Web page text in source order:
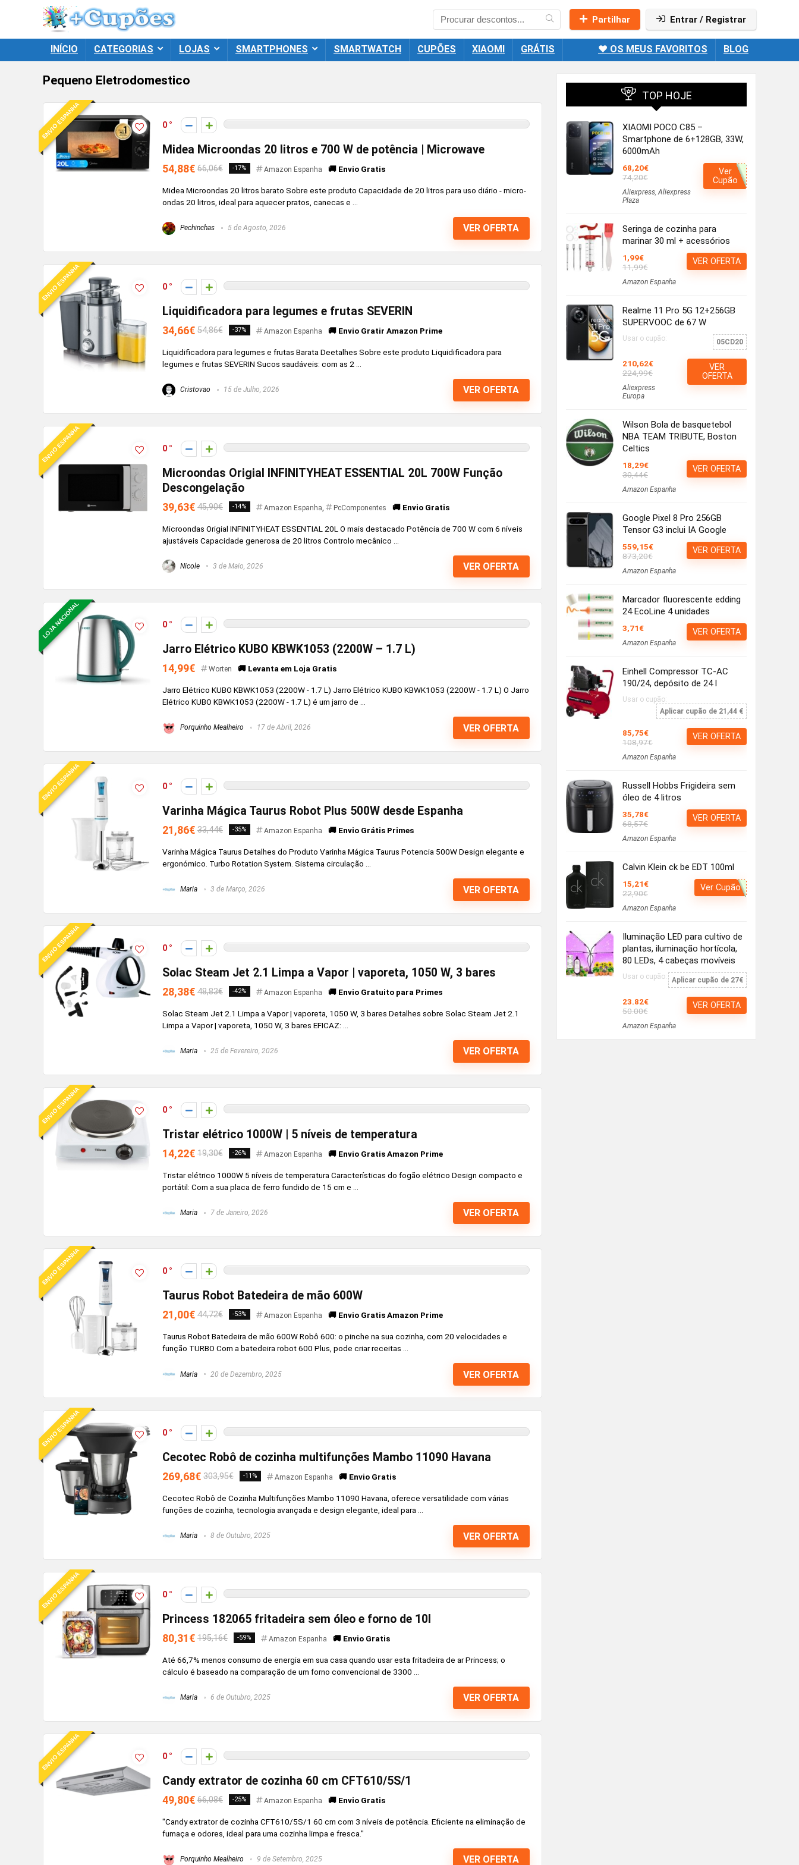
Partilhar Entrar / Registrar
INÍCIO CATEGORIAS LOJAS SMARTPHONES SMARTWATCH CUPÕES XIAOMI GRÁTIS ❤️ OS MEUS FAVORITOS BLOG
Pequeno Eletrodomestico
ENVIO ESPANHA 0
Midea Microondas 20 litros e 700 W de potência | Microwave
54,88€ 66,06€ -17% Amazon Espanha 🚚 Envio Gratis
Midea Microondas 20 litros barato Sobre este produto Capacidade de 20 litros para uso diário - micro-
ondas 20 litros, ideal para aquecer pratos, canecas e ...
Pechinchas 5 de Agosto, 2026 VER OFERTA
ENVIO ESPANHA 0
Liquidificadora para legumes e frutas SEVERIN
34,66€ 54,86€ -37% Amazon Espanha 🚚 Envio Gratir Amazon Prime
Liquidificadora para legumes e frutas Barata Deetalhes Sobre este produto Liquidificadora para
legumes e frutas SEVERIN Sucos saudáveis: com as 2 ...
Cristovao 15 de Julho, 2026 VER OFERTA
ENVIO ESPANHA 0
Microondas Origial INFINITYHEAT ESSENTIAL 20L 700W Função
Descongelação
39,63€ 45,90€ -14% Amazon Espanha PcComponentes 🚚 Envio Gratis
Microondas Origial INFINITYHEAT ESSENTIAL 20L O mais destacado Potência de 700 W com 6 níveis
ajustáveis Capacidade generosa de 20 litros Controlo mecânico ...
Nicole 3 de Maio, 2026 VER OFERTA
LOJA NACIONAL 0
Jarro Elétrico KUBO KBWK1053 (2200W – 1.7 L)
14,99€ Worten 🚚 Levanta em Loja Gratis
Jarro Elétrico KUBO KBWK1053 (2200W - 1.7 L) Jarro Elétrico KUBO KBWK1053 (2200W - 1.7 L) O Jarro
Elétrico KUBO KBWK1053 (2200W - 1.7 L) é um jarro de ...
Porquinho Mealheiro 17 de Abril, 2026 VER OFERTA
ENVIO ESPANHA 0
Varinha Mágica Taurus Robot Plus 500W desde Espanha
21,86€ 33,44€ -35% Amazon Espanha 🚚 Envio Grátis Primes
Varinha Mágica Taurus Detalhes do Produto Varinha Mágica Taurus Potencia 500W Design elegante e
ergonómico. Turbo Rotation System. Sistema circulação ...
Maria 3 de Março, 2026 VER OFERTA
ENVIO ESPANHA 0
Solac Steam Jet 2.1 Limpa a Vapor | vaporeta, 1050 W, 3 bares
28,38€ 48,83€ -42% Amazon Espanha 🚚 Envio Gratuito para Primes
Solac Steam Jet 2.1 Limpa a Vapor | vaporeta, 1050 W, 3 bares Detalhes sobre Solac Steam Jet 2.1
Limpa a Vapor | vaporeta, 1050 W, 3 bares EFICAZ: ...
Maria 25 de Fevereiro, 2026 VER OFERTA
ENVIO ESPANHA 0
Tristar elétrico 1000W | 5 níveis de temperatura
14,22€ 19,30€ -26% Amazon Espanha 🚚 Envio Gratis Amazon Prime
Tristar elétrico 1000W 5 níveis de temperatura Características do fogão elétrico Design compacto e
portátil: Com a sua placa de ferro fundido de 15 cm e ...
Maria 7 de Janeiro, 2026 VER OFERTA
ENVIO ESPANHA 0
Taurus Robot Batedeira de mão 600W
21,00€ 44,72€ -53% Amazon Espanha 🚚 Envio Gratis Amazon Prime
Taurus Robot Batedeira de mão 600W Robô 600: o pinche na sua cozinha, com 20 velocidades e
função TURBO Com a batedeira robot 600 Plus, pode criar receitas ...
Maria 20 de Dezembro, 2025 VER OFERTA
ENVIO ESPANHA 0
Cecotec Robô de cozinha multifunções Mambo 11090 Havana
269,68€ 303,95€ -11% Amazon Espanha 🚚 Envio Gratis
Cecotec Robô de Cozinha Multifunções Mambo 11090 Havana, oferece versatilidade com várias
funções de cozinha, tecnologia avançada e design elegante, ideal para ...
Maria 8 de Outubro, 2025 VER OFERTA
ENVIO ESPANHA 0
Princess 182065 fritadeira sem óleo e forno de 10l
80,31€ 195,16€ -59% Amazon Espanha 🚚 Envio Gratis
Até 66,7% menos consumo de energia em sua casa quando usar esta fritadeira de ar Princess; o
cálculo é baseado na comparação de um forno convencional de 3300 ...
Maria 6 de Outubro, 2025 VER OFERTA
ENVIO ESPANHA 0
Candy extrator de cozinha 60 cm CFT610/5S/1
49,80€ 66,08€ -25% Amazon Espanha 🚚 Envio Gratis
"Candy extrator de cozinha CFT610/5S/1 60 cm com 3 níveis de potência. Eficiente na eliminação de
fumaça e odores, ideal para uma cozinha limpa e fresca."
Porquinho Mealheiro 9 de Setembro, 2025 VER OFERTA
TOP HOJE
XIAOMI POCO C85 –
Smartphone de 6+128GB, 33W,
6000mAh
68,20€
74,20€
Aliexpress,Aliexpress
Plaza
Ver
Cupão
Seringa de cozinha para
marinar 30 ml + acessórios
1,99€
11,99€
Amazon Espanha
VER OFERTA
Realme 11 Pro 5G 12+256GB
SUPERVOOC de 67 W
Usar o cupão: 05CD20
210,62€
224,99€
Aliexpress
Europa
VER
OFERTA
Wilson Bola de basquetebol
NBA TEAM TRIBUTE, Boston
Celtics
18,29€
30,44€
Amazon Espanha
VER OFERTA
Google Pixel 8 Pro 256GB
Tensor G3 inclui IA Google
559,15€
873,20€
Amazon Espanha
VER OFERTA
Marcador fluorescente edding
24 EcoLine 4 unidades
3,71€
Amazon Espanha
VER OFERTA
Einhell Compressor TC-AC
190/24, depósito de 24 l
Usar o cupão:
Aplicar cupão de 21,44 €
85,75€
108,97€
Amazon Espanha
VER OFERTA
Russell Hobbs Frigideira sem
óleo de 4 litros
35,78€
68,57€
Amazon Espanha
VER OFERTA
Calvin Klein ck be EDT 100ml
15,21€
22,90€
Amazon Espanha
Ver Cupão
Iluminação LED para cultivo de
plantas, iluminação hortícola,
80 LEDs, 4 cabeças movíveis
Usar o cupão: Aplicar cupão de 27€
23.82€
50.00€
Amazon Espanha
VER OFERTA